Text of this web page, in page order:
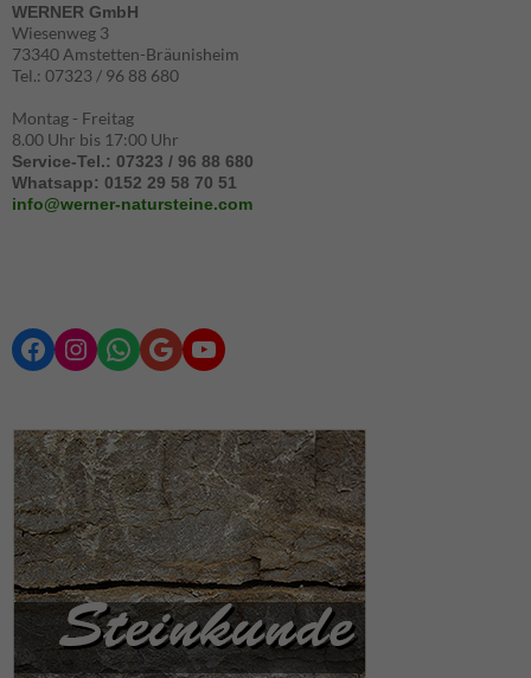
WERNER GmbH
Wiesenweg 3
73340 Amstetten-Bräunisheim
Tel.: 07323 / 96 88 680
Montag - Freitag
8.00 Uhr bis 17:00 Uhr
Service-Tel.: 07323 / 96 88 680
Whatsapp: 0152 29 58 70 51
info@werner-natursteine.com
Facebook Instagram WhatsApp Google YouTube